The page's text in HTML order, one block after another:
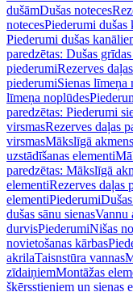
dušāmDušas noteces
notecesPiederumi dušas
Piederumi dušas
paredzētas: Dušas
piederumiRezerves
piederumiSienas līmeņa
līmeņa noplūdes
paredzētas: Piederumi
virsmasRezerves daļas
virsmasMākslīgā
uzstādīšanas elementi
paredzētas: Mākslīgā
elementiRezerves daļas
elementiPiederumi
dušas sānu sienasVannu
durvisPiederumiNišas
novietošanas kārbas
akrilaTaisnstūra vannas
zīdaiņiemMontāžas
šķērsstieņiem un sienas